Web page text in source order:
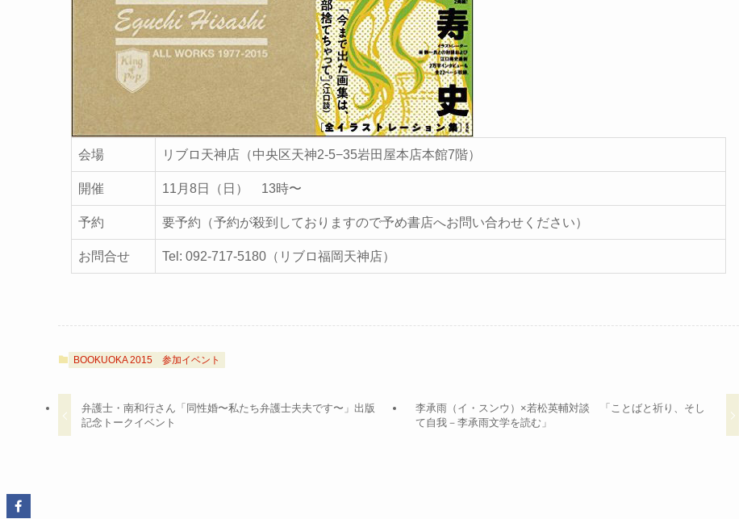
会場 リブロ天神店（中央区天神2-5−35岩田屋本店本館7階）
開催 11月8日（日） 13時〜
予約 要予約（予約が殺到しておりますので予め書店へお問い合わせください）
お問合せ Tel: 092-717-5180（リブロ福岡天神店）
BOOKUOKA 2015 参加イベント
弁護士・南和行さん「同性婚〜私たち弁護士夫夫です〜」出版
記念トークイベント
李承雨（イ・スンウ）×若松英輔対談 「ことばと祈り、そし
て自我－李承雨文学を読む」